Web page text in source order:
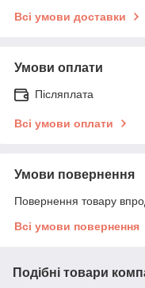
Всі умови доставки
Умови оплати
Післяплата
Всі умови оплати
Умови повернення
Повернення товару
Всі умови повернення
Подібні товари